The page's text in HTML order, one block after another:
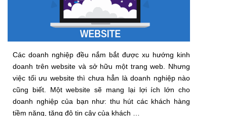
Các doanh nghiệp đều nắm bắt được xu hướng kinh
doanh trên website và sở hữu một trang web. Nhưng
việc tối ưu website thì chưa hẳn là doanh nghiệp nào
cũng biết. Một website sẽ mang lại lợi ích lớn cho
doanh nghiệp của bạn như: thu hút các khách hàng
tiềm năng, tăng độ tin cậy của khách …